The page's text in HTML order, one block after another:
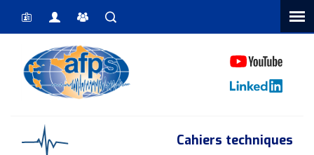
Vous êtes ici Cahiers techniques